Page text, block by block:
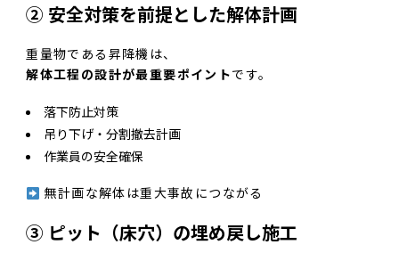
② 安全対策を前提とした解体計画
重量物である昇降機は、
解体工程の設計が最重要ポイントです。
落下防止対策
吊り下げ・分割撤去計画
作業員の安全確保
無計画な解体は重大事故につながる
③ ピット（床穴）の埋め戻し施工